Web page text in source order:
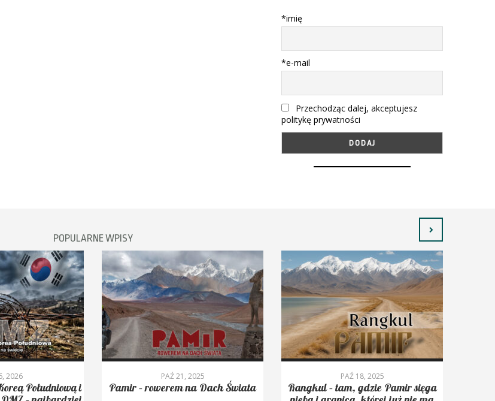
*imię
*e-mail
Przechodząc dalej, akceptujesz
politykę prywatności
POPULARNE WPISY
2026
Południową i
PAŹ 21, 2025
Pamir – rowerem na Dach Świata
PAŹ 18, 2025
Rangkul – tam, gdzie Pamir sięga